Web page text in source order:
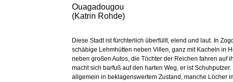
Ouagadougou
(Katrin Rohde)
Diese Stadt ist fürchterlich überfüllt, elend und laut. In
schäbige Lehmhütten neben Villen, ganz mit Kacheln in
neben großen Autos, die Töchter der Reichen fahren auf
macht sich barfuß auf den harten Weg, er ist
allgemein in beklagenswertem Zustand, manche Löcher